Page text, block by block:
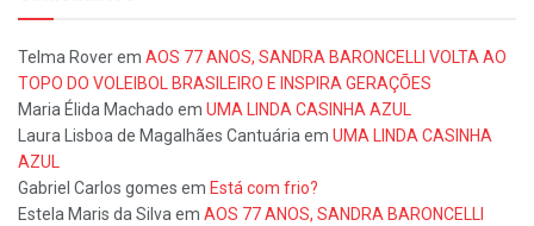
Telma Roverem AOS 77 ANOS, SANDRA BARONCELLI VOLTA AO
TOPO DO VOLEIBOL BRASILEIRO E INSPIRA GERAÇÕES
Maria Élida Machado em UMA LINDA CASINHA AZUL
Laura Lisboa de Magalhães Cantuáriaem UMA LINDA CASINHA
AZUL
Gabriel Carlos gomes em Está com frio?
Estela Maris da Silvaem AOS 77 ANOS, SANDRA BARONCELLI